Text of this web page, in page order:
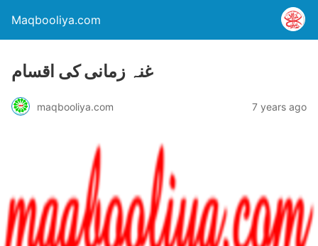
Maqbooliya.com
غنہ زمانی کی اقسام
maqbooliya.com 7 years ago